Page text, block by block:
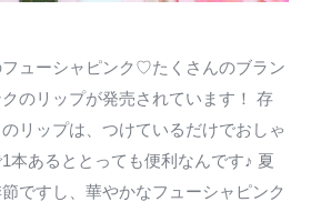
ューシャピンク♡たくさんのブラン
のリップが発売されています！ 存
リップは、つけているだけでおしゃ
本あるととっても便利なんです♪ 夏
ですし、華やかなフューシャピンク